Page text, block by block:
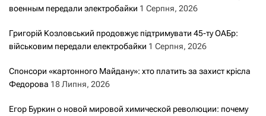
военным передали электробайки 1 Серпня, 2026
Григорій Козловський продовжує підтримувати 45-ту ОАБр:
військовим передали електробайки 1 Серпня, 2026
Спонсори «картонного Майдану»: хто платить за захист крісла
Федорова 18 Липня, 2026
Егор Буркин о новой мировой химической революции: почему